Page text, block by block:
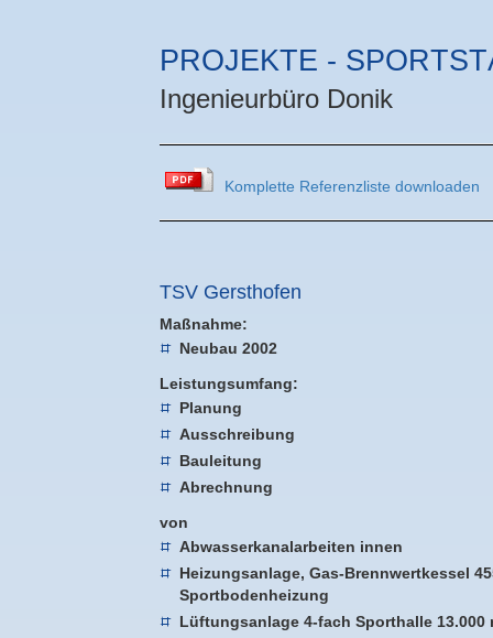
PROJEKTE -
Ingenieurbüro Donik
Komplette Referenzliste downloaden
TSV Gersthofen
Maßnahme:
Neubau 2002
Leistungsumfang:
Planung
Ausschreibung
Bauleitung
Abrechnung
von
Abwasserkanalarbeiten innen
Heizungsanlage, Gas-Brennwertkessel
Sportbodenheizung
Lüftungsanlage 4-fach Sporthalle 13.000